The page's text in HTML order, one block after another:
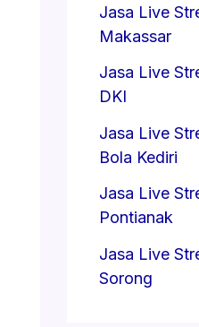
Jasa Live
Makassar
Jasa Live
DKI
Jasa Live
Bola Kediri
Jasa Live
Pontianak
Jasa Live
Sorong